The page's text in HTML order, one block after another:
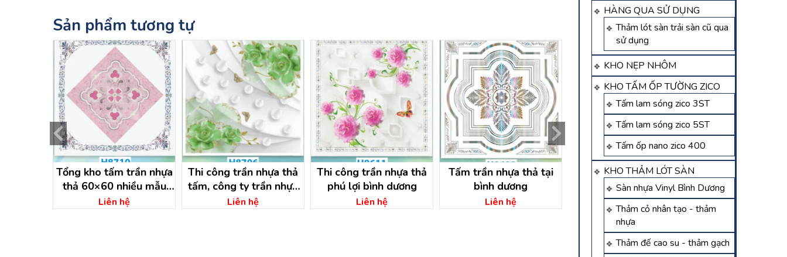
HÀNG QUA SỬ DỤNG
Thảm lót sàn trải sàn cũ qua
sử dụng
KHO NẸP NHÔM
KHO TẤM ỐP TƯỜNG ZICO
Tấm lam sóng zico 3ST
Tấm lam sóng zico 5ST
Tấm ốp nano zico 400
KHO THẢM LÓT SÀN
Sàn nhựa Vinyl Bình Dương
Thảm cỏ nhân tạo - thảm
nhựa
Thảm đế cao su - thảm gạch
Sản phẩm tương tự
Tổng kho tấm trần nhựa
thả 60×60 nhiều mẫu
đẹp
Liên hệ
Thi công trần nhựa thả
tấm, công ty trần nhựa
bình dương
Liên hệ
Thi công trần nhựa thả
phú lợi bình dương
Liên hệ
Tấm trần nhựa thả tại
bình dương
Liên hệ
trần nhựa chống nóng
Bình Dương
Liên hệ
phú mỹ thủ